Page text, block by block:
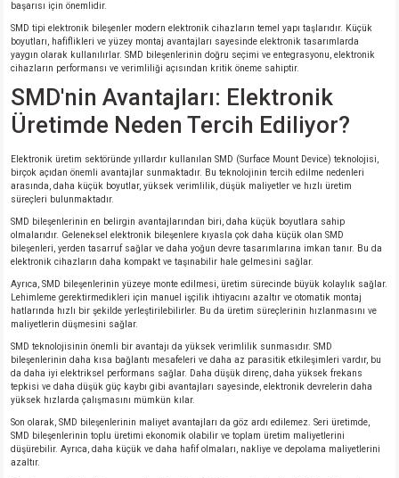
başarısı için önemlidir.
SMD tipi elektronik bileşenler modern elektronik cihazların temel yapı taşlarıdır. Küçük
boyutları, hafiflikleri ve yüzey montaj avantajları sayesinde elektronik tasarımlarda
yaygın olarak kullanılırlar. SMD bileşenlerinin doğru seçimi ve entegrasyonu, elektronik
cihazların performansı ve verimliliği açısından kritik öneme sahiptir.
SMD'nin Avantajları: Elektronik
Üretimde Neden Tercih Ediliyor?
Elektronik üretim sektöründe yıllardır kullanılan SMD (Surface Mount Device) teknolojisi,
birçok açıdan önemli avantajlar sunmaktadır. Bu teknolojinin tercih edilme nedenleri
arasında, daha küçük boyutlar, yüksek verimlilik, düşük maliyetler ve hızlı üretim
süreçleri bulunmaktadır.
SMD bileşenlerinin en belirgin avantajlarından biri, daha küçük boyutlara sahip
olmalarıdır. Geleneksel elektronik bileşenlere kıyasla çok daha küçük olan SMD
bileşenleri, yerden tasarruf sağlar ve daha yoğun devre tasarımlarına imkan tanır. Bu da
elektronik cihazların daha kompakt ve taşınabilir hale gelmesini sağlar.
Ayrıca, SMD bileşenlerinin yüzeye monte edilmesi, üretim sürecinde büyük kolaylık sağlar.
Lehimleme gerektirmedikleri için manuel işçilik ihtiyacını azaltır ve otomatik montaj
hatlarında hızlı bir şekilde yerleştirilebilirler. Bu da üretim süreçlerinin hızlanmasını ve
maliyetlerin düşmesini sağlar.
SMD teknolojisinin önemli bir avantajı da yüksek verimlilik sunmasıdır. SMD
bileşenlerinin daha kısa bağlantı mesafeleri ve daha az parasitik etkileşimleri vardır, bu
da daha iyi elektriksel performans sağlar. Daha düşük direnç, daha yüksek frekans
tepkisi ve daha düşük güç kaybı gibi avantajları sayesinde, elektronik devrelerin daha
yüksek hızlarda çalışmasını mümkün kılar.
Son olarak, SMD bileşenlerinin maliyet avantajları da göz ardı edilemez. Seri üretimde,
SMD bileşenlerinin toplu üretimi ekonomik olabilir ve toplam üretim maliyetlerini
düşürebilir. Ayrıca, daha küçük ve daha hafif olmaları, nakliye ve depolama maliyetlerini
azaltır.